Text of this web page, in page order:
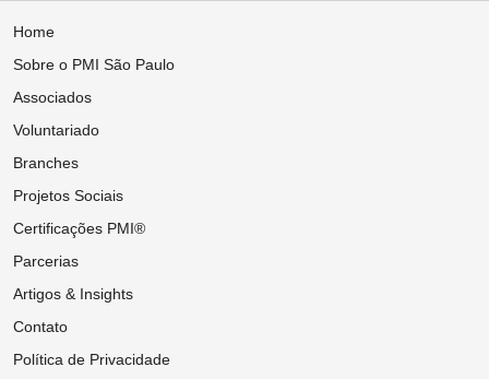
Home
Sobre o PMI São Paulo
Associados
Voluntariado
Branches
Projetos Sociais
Certificações PMI®
Parcerias
Artigos & Insights
Contato
Política de Privacidade